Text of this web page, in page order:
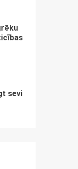
sevi